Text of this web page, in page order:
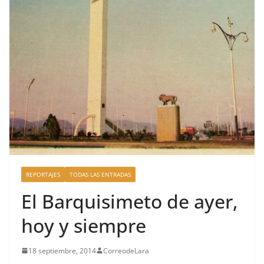
REPORTAJES TODAS LAS ENTRADAS
El Barquisimeto de ayer,
hoy y siempre
18 septiembre, 2014 CorreodeLara